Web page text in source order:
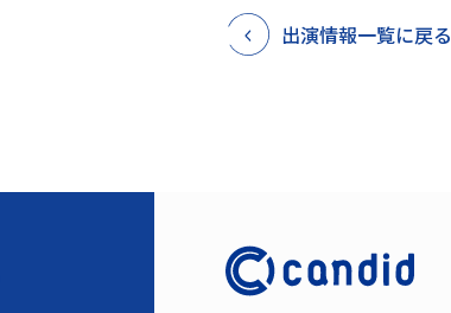
出演情報一覧に戻る